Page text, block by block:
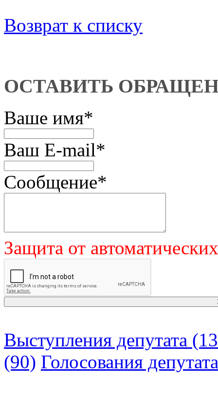
Возврат к списку
ОСТАВИТЬ
Ваше имя*
Ваш E-mail*
Сообщение*
Защита от
Выступления депутата
(90) Голосования депутата